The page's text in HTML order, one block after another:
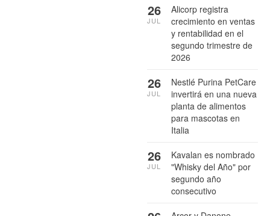
Alicorp registra
crecimiento en ventas
y rentabilidad en el
segundo trimestre de
2026
26
JUL
Nestlé Purina PetCare
invertirá en una nueva
planta de alimentos
para mascotas en
Italia
26
JUL
Kavalan es nombrado
"Whisky del Año" por
segundo año
consecutivo
26
JUL